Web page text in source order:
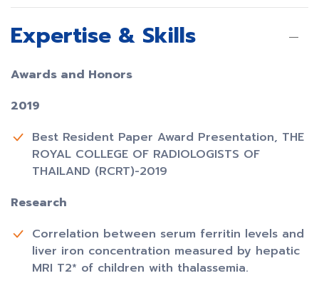
Expertise & Skills
Awards and Honors
2019
Best Resident Paper Award Presentation, THE
ROYAL COLLEGE OF RADIOLOGISTS OF
THAILAND (RCRT)-2019
Research
Correlation between serum ferritin levels and
liver iron concentration measured by hepatic
MRI T2* of children with thalassemia.